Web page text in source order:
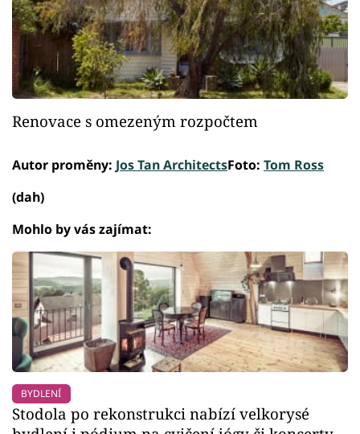
Renovace s omezeným rozpočtem
Autor proměny: Jos Tan ArchitectsFoto: Tom Ross
(dah)
Mohlo by vás zajímat:
BYDLENÍ
Stodola po rekonstrukci nabízí velkorysé